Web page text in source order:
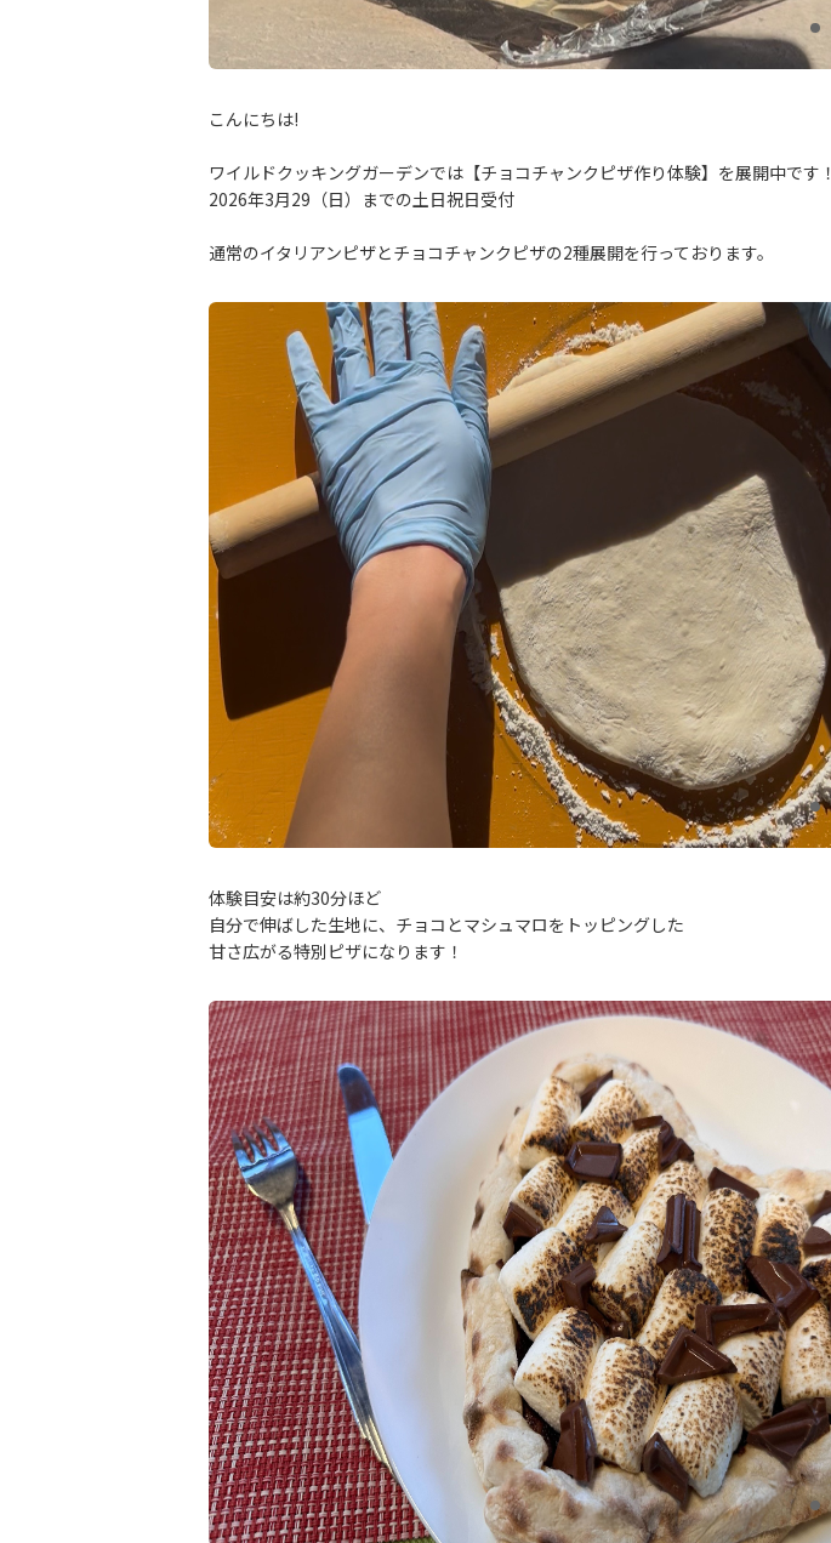
こんにちは!
ワイルドクッキングガーデンでは【チョコチャンクピザ作り体験】を展開中です！
2026年3月29（日）までの土日祝日受付
通常のイタリアンピザとチョコチャンクピザの2種展開を行っております。
体験目安は約30分ほど
自分で伸ばした生地に、チョコとマシュマロをトッピングした
甘さ広がる特別ピザになります！